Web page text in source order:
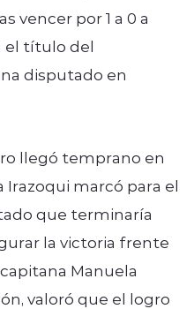
vencer por 1 a 0 a
el título del
disputado en
llegó temprano en
marcó para el
que terminaría
la victoria frente
Manuela
valoró que el logro